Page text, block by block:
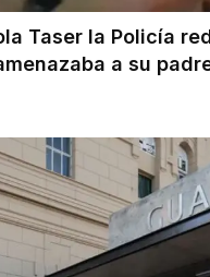
Taser la Policía
a su